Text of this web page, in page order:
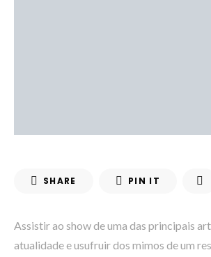
SHARE PIN IT
Assistir ao show de uma das principais
atualidade e usufruir dos mimos de um